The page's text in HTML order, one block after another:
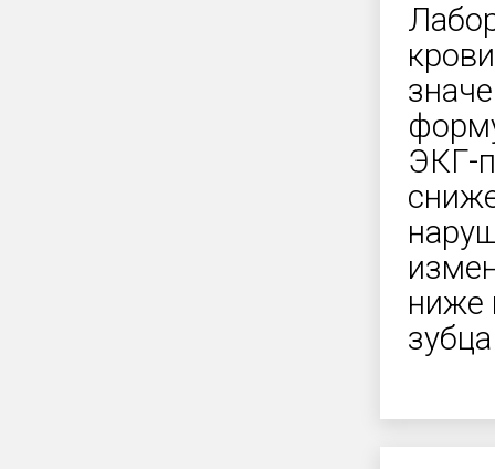
ЭКГ-
ниже